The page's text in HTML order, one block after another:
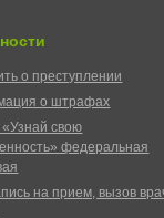
о преступлении
о штрафах
свою
федеральная
на прием, вызов